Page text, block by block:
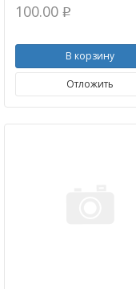
100.00 p
В корзину
Отложить